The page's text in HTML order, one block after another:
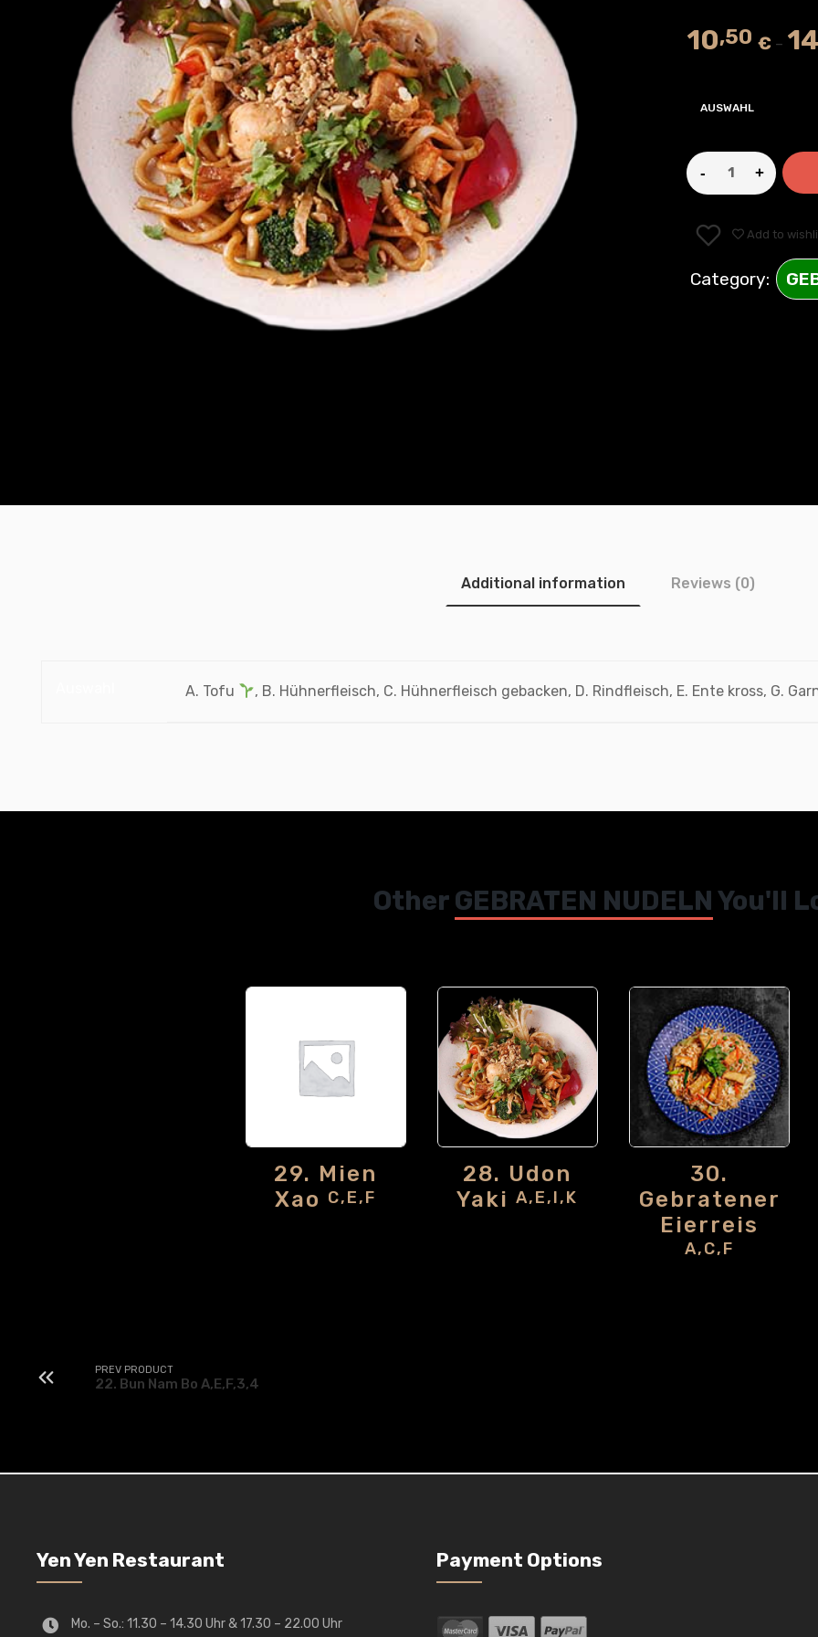
10,50 € – 14
AUSWAHL
Add to
Category:
Additional information Reviews (0)
A. Tofu , B. Hühnerfleisch, C. Hühnerfleisch gebacken, D. Rindfleisch, E. Ente kross, G.
Other GEBRATEN NUDELN You'll
29. Mien
Xao C,E,F
28. Udon
YakiA,E,I,K
30.
Gebratener
Eierreis
A,C,F
PREV PRODUCT
22. Bun Nam Bo A,E,F,3,4
Yen Yen Restaurant
Mo. – So.: 11.30 – 14.30 Uhr & 17.30 – 22.00 Uhr
Payment Options